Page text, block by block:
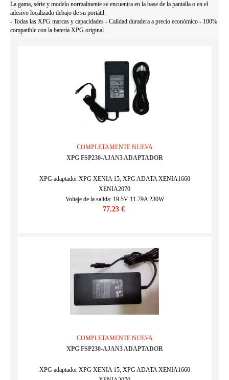
La gama, série y modelo normalmente se encuentra en la base de la pantalla o en el
adesivo localizado debajo de su portátil.
- Todas las XPG marcas y capacidades - Calidad duradera a precio económico - 100%
compatible con la batería XPG original
COMPLETAMENTE NUEVA
XPG FSP230-AJAN3 ADAPTADOR
XPG adaptador XPG XENIA 15, XPG ADATA XENIA1660
XENIA2070
Voltaje de la salida: 19.5V 11.79A 230W
SKU : MSI17389
77.23 €
COMPLETAMENTE NUEVA
XPG FSP230-AJAN3 ADAPTADOR
XPG adaptador XPG XENIA 15, XPG ADATA XENIA1660